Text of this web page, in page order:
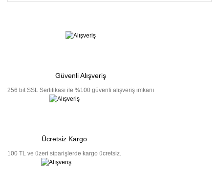
Güvenli Alışveriş
256 bit SSL Sertifikası ile %100 güvenli alışveriş imkanı
Ücretsiz Kargo
100 TL ve üzeri siparişlerde kargo ücretsiz.